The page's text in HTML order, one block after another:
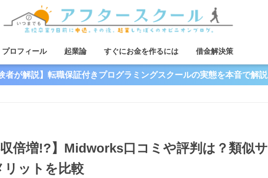
プロフィール 起業論 すぐにお金を作るには 借金解決策
者が解説】転職保証付きプログラミングスクールの実態を本音で解説
収倍増!?】Midworks口コミや評判は？類似サ
ットを比較